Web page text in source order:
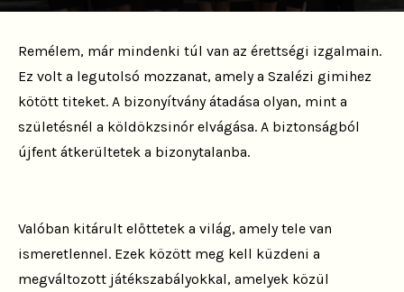
Remélem, már mindenki túl van az érettségi izgalmain.
Ez volt a legutolsó mozzanat, amely a Szalézi gimihez
kötött titeket. A bizonyítvány átadása olyan, mint a
születésnél a köldökzsinór elvágása. A biztonságból
újfent átkerültetek a bizonytalanba.
Valóban kitárult előttetek a világ, amely tele van
ismeretlennel. Ezek között meg kell küzdeni a
megváltozott játékszabályokkal, amelyek közül